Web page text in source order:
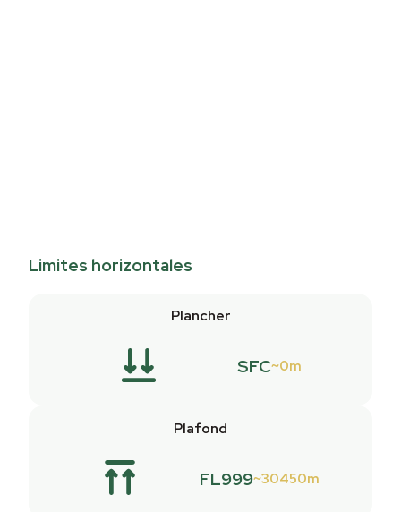
Limites horizontales
Plancher
SFC 0m
Plafond
FL999 30450m